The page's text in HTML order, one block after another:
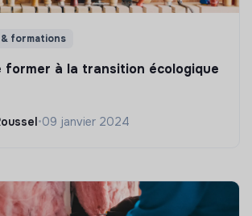
formations
former à la transition écologique
•09 janvier 2024